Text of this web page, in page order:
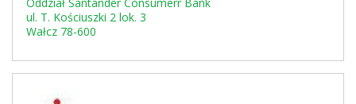
ul. T. Kościuszki 2 lok. 3
Wałcz 78-600